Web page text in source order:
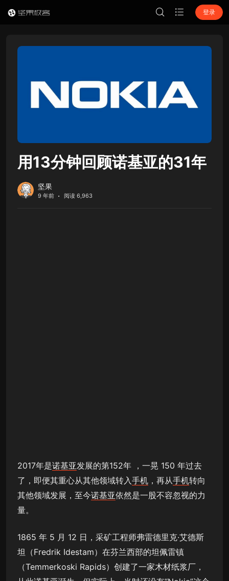
登录
用13分钟回顾诺基亚的31年
坚果
9 年前 阅读 6,963
2017年是诺基亚发展的第152年 ，一晃 150 年过去
了，即便其重心从其他领域转入手机 ，再从手机转向
其他领域发展，至今诺基亚依然是一股不容忽视的力
量。
1865 年 5 月 12 日，采矿工程师弗雷德里克·艾德斯
坦（Fredrik Idestam）在芬兰西部的坦佩雷镇
（Temmerkoski Rapids）创建了一家木材纸浆厂，